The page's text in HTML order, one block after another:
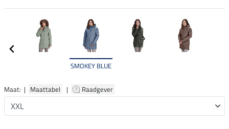
SMOKEY BLUE
Maat: | Maattabel | Raadgever